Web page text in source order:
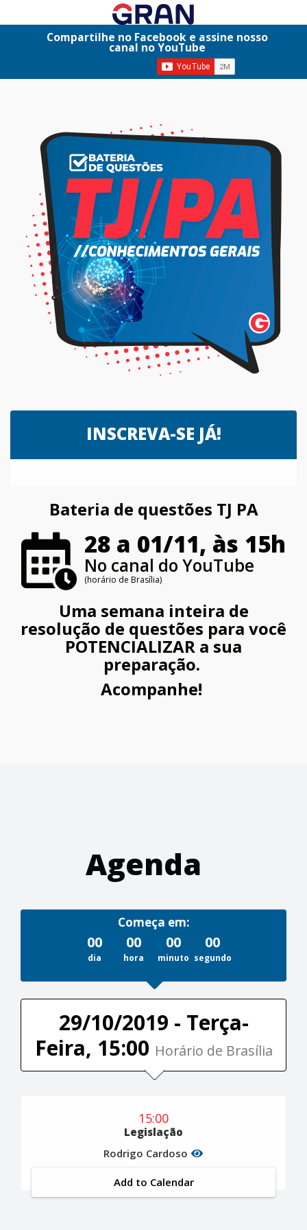
Compartilhe no Facebook e assine nosso
canal no YouTube
INSCREVA-SE JÁ!
Bateria de questões TJ PA
28 a 01/11, às 15h
No canal do YouTube
(horário de Brasília)
Uma semana inteira de
resolução de questões para você
POTENCIALIZAR a sua
preparação.
Acompanhe!
Agenda
Começa em:
00
dia
00
hora
00
minuto
00
segundo
29/10/2019 - Terça-
Feira, 15:00 Horário de Brasília
15:00
Legislação
Rodrigo Cardoso
Add to Calendar